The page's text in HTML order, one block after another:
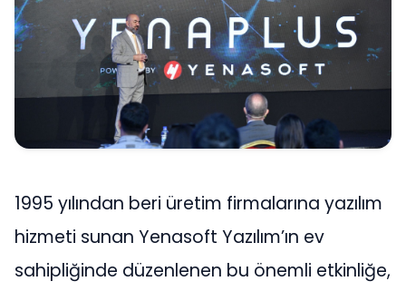
1995 yılından beri üretim firmalarına yazılım
hizmeti sunan Yenasoft Yazılım’ın ev
sahipliğinde düzenlenen bu önemli etkinliğe,